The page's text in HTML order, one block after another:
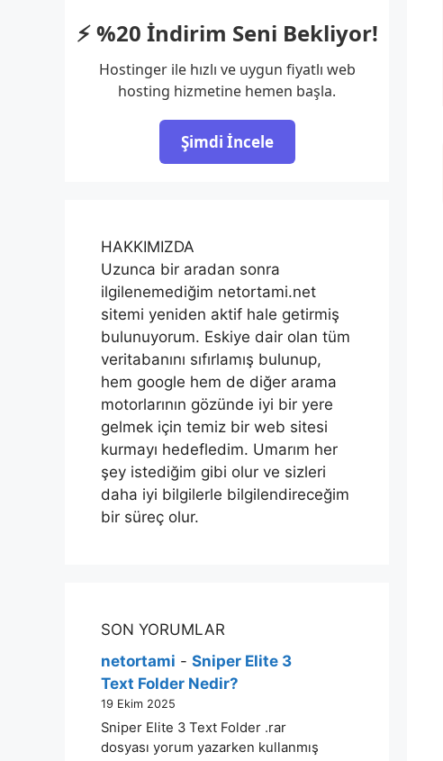
⚡ %20 İndirim Seni Bekliyor!
Hostinger ile hızlı ve uygun fiyatlı web
hosting hizmetine hemen başla.
Şimdi İncele
HAKKIMIZDA
Uzunca bir aradan sonra
ilgilenemediğim netortami.net
sitemi yeniden aktif hale getirmiş
bulunuyorum. Eskiye dair olan tüm
veritabanını sıfırlamış bulunup,
hem google hem de diğer arama
motorlarının gözünde iyi bir yere
gelmek için temiz bir web sitesi
kurmayı hedefledim. Umarım her
şey istediğim gibi olur ve sizleri
daha iyi bilgilerle bilgilendireceğim
bir süreç olur.
SON YORUMLAR
netortami - Sniper Elite 3
Text Folder Nedir?
19 Ekim 2025
Sniper Elite 3 Text Folder .rar
dosyası yorum yazarken kullanmış